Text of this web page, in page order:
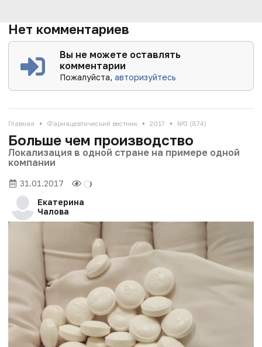
Нет комментариев
Вы не можете оставлять
комментарии
Пожалуйста,авторизуйтесь
Главная • Фармацевтический вестник • 2017 • №3 (874)
Больше чем производство
Локализация в одной стране на примере одной
компании
31.01.2017
Екатерина
Чалова